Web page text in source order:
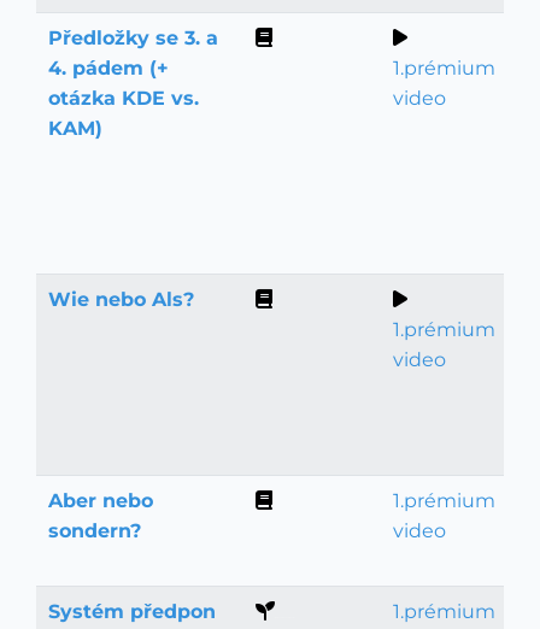
Předložky se 3. a
4. pádem (+
otázka KDE vs.
KAM)
1.prémium
video
Wie nebo Als?
1.prémium
video
Aber nebo
sondern?
1.prémium
video
Systém předpon
1.prémium